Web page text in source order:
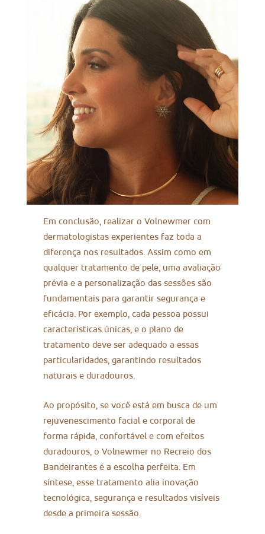
Em conclusão, realizar o Volnewmer com
dermatologistas experientes faz toda a
diferença nos resultados. Assim como em
qualquer tratamento de pele, uma avaliação
prévia e a personalização das sessões são
fundamentais para garantir segurança e
eficácia. Por exemplo, cada pessoa possui
características únicas, e o plano de
tratamento deve ser adequado a essas
particularidades, garantindo resultados
naturais e duradouros.
Ao propósito, se você está em busca de um
rejuvenescimento facial e corporal de
forma rápida, confortável e com efeitos
duradouros, o Volnewmer no Recreio dos
Bandeirantes é a escolha perfeita. Em
síntese, esse tratamento alia inovação
tecnológica, segurança e resultados visíveis
desde a primeira sessão.